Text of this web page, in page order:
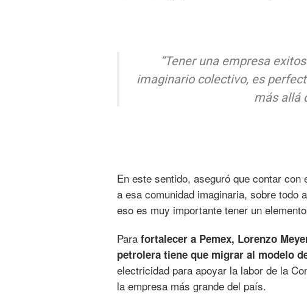
“Tener una empresa
imaginario colectivo, es
más allá
En este sentido, aseguró que contar
a esa comunidad imaginaria, sobre todo
eso es muy importante tener un
Para fortalecer a Pemex, Lorenzo
petrolera tiene que migrar al modelo
electricidad para apoyar la labor de la
la empresa más grande del país.